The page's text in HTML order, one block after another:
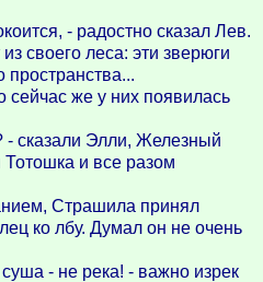
- радостно сказал Лев.
своего леса: эти зверюги
пространства...
сейчас же у них появилась
сказали Элли, Железный
и все разом
Страшила принял
ко лбу. Думал он не очень
- не река! - важно изрек